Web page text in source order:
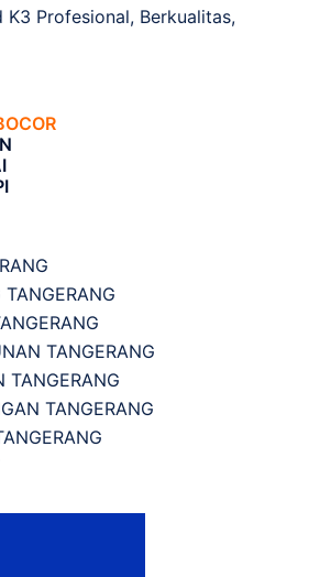
K3 Profesional, Berkualitas,
TANGERANG
TANGERANG
TANGERANG